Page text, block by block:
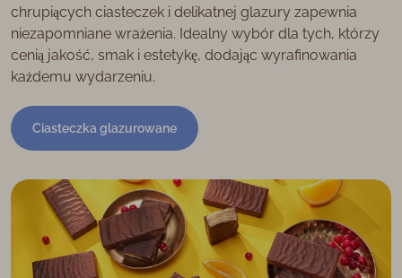
chrupiących ciasteczek i delikatnej glazury zapewnia
niezapomniane wrażenia. Idealny wybór dla tych, którzy
cenią jakość, smak i estetykę, dodając wyrafinowania
każdemu wydarzeniu.
Ciasteczka glazurowane